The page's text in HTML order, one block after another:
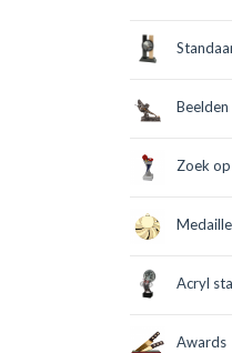
Beelden
Zoek
Acryl
Awards